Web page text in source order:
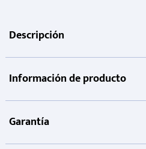
Descripción
Información de producto
Garantía